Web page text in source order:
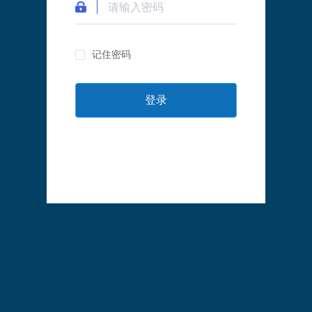
记住密码
登录